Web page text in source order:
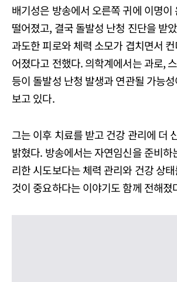
배기성은 방송에서 오른쪽 귀에 이명이
떨어졌고, 결국 돌발성 난청 진단을 받
과도한 피로와 체력 소모가 겹치면서
어졌다고 전했다. 의학계에서는 과로,
등이 돌발성 난청 발생과 연관될 가능
보고 있다.
그는 이후 치료를 받고 건강 관리에 더
밝혔다. 방송에서는 자연임신을 준비하
리한 시도보다는 체력 관리와 건강 상
것이 중요하다는 이야기도 함께 전해졌